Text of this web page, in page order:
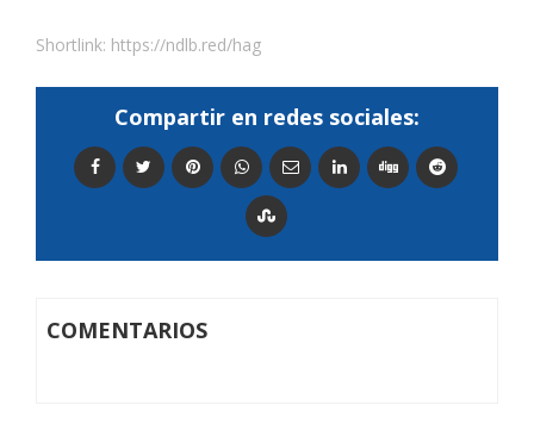
Shortlink: https://ndlb.red/hag
Compartir en redes sociales:
COMENTARIOS